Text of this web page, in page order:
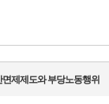
제제도와 부당노동행위